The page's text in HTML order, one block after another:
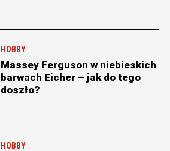
HOBBY
Massey Ferguson w niebieskich
barwach Eicher – jak do tego
doszło?
HOBBY